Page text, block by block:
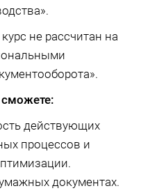
не рассчитан на
действующих
процессов и
документах.